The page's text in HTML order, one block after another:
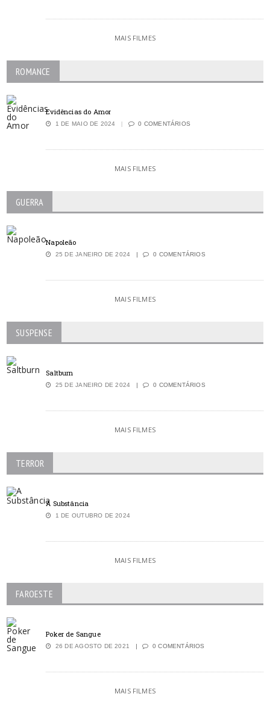
MAIS FILMES
ROMANCE
Evidências do Amor
1 DE MAIO DE 2024 0 COMENTÁRIOS
MAIS FILMES
GUERRA
Napoleão
25 DE JANEIRO DE 2024 0 COMENTÁRIOS
MAIS FILMES
SUSPENSE
Saltburn
25 DE JANEIRO DE 2024 0 COMENTÁRIOS
MAIS FILMES
TERROR
A Substância
1 DE OUTUBRO DE 2024
MAIS FILMES
FAROESTE
Poker de Sangue
26 DE AGOSTO DE 2021 0 COMENTÁRIOS
MAIS FILMES